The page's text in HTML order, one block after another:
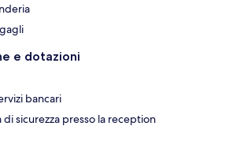
e dotazioni
bancari
di sicurezza presso la reception